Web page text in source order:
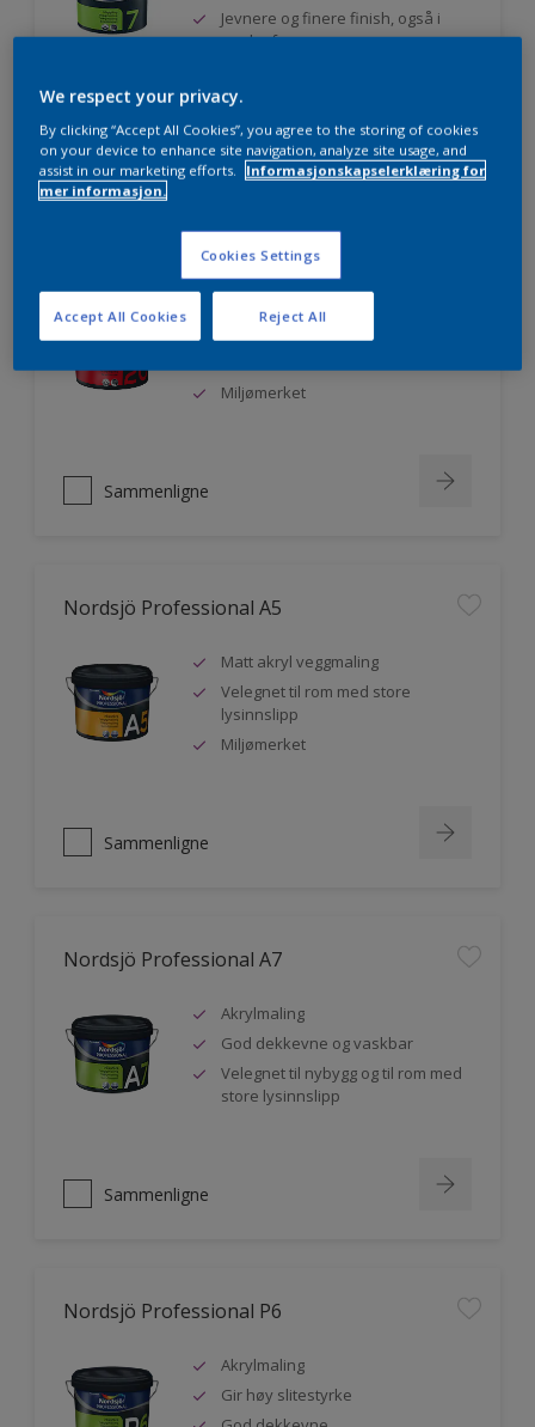
Jevnere og finere finish, også i
mørke farger
Sammenligne
Nordsjö Professional 20
Veggmaling med god dekkevne
Utviklet av og for profesjonelle
Miljømerket
Sammenligne
Nordsjö Professional A5
Matt akryl veggmaling
Velegnet til rom med store
lysinnslipp
Miljømerket
Sammenligne
Nordsjö Professional A7
Akrylmaling
God dekkevne og vaskbar
Velegnet til nybygg og til rom med
store lysinnslipp
Sammenligne
Nordsjö Professional P6
Akrylmaling
Gir høy slitestyrke
We respect your privacy.
By clicking “Accept All Cookies”, you agree to the storing of cookies
on your device to enhance site navigation, analyze site usage, and
assist in our marketing efforts.
Informasjonskapselerklæring for
mer informasjon.
Cookies Settings
Reject All
Accept All Cookies